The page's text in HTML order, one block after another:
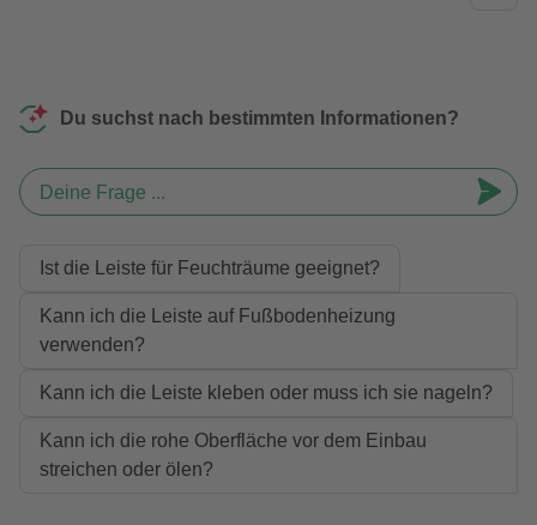
Du suchst nach bestimmten Informationen?
Deine Frage ...
Ist die Leiste für Feuchträume geeignet?
Kann ich die Leiste auf Fußbodenheizung
verwenden?
Kann ich die Leiste kleben oder muss ich sie nageln?
Kann ich die rohe Oberfläche vor dem Einbau
streichen oder ölen?